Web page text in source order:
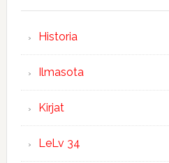
Historia
Ilmasota
Kirjat
LeLv 34